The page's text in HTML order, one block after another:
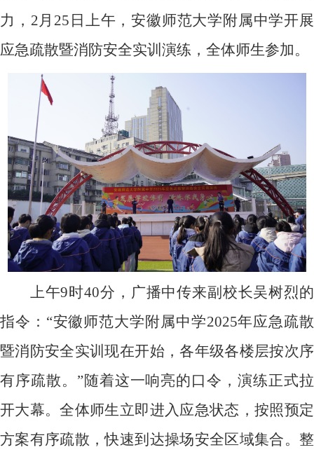
力， 2月 25 日上午，安徽师范大学附属中学开展
应急疏散暨消防安全实训演练，全体师生参加。
上午9时40分，广播中传来副校长吴树烈的
指令：“安徽师范大学附属中学2025年应急疏散
暨消防安全实训现在开始，各年级各楼层按次序
有序疏散。”随着这一响亮的口令，演练正式拉
开大幕。全体师生立即进入应急状态，按照预定
方案有序疏散，快速到达操场安全区域集合。整